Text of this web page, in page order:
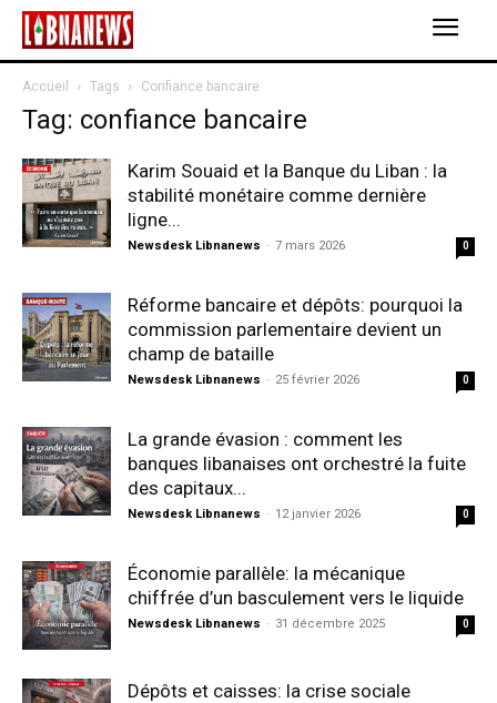
Accueil Tags Confiance bancaire
Tag: confiance bancaire
Karim Souaid et la Banque du Liban : la
stabilité monétaire comme dernière
ligne...
Newsdesk Libnanews - 7 mars 2026 0
Réforme bancaire et dépôts: pourquoi la
commission parlementaire devient un
champ de bataille
Newsdesk Libnanews - 25 février 2026 0
La grande évasion : comment les
banques libanaises ont orchestré la fuite
des capitaux...
Newsdesk Libnanews - 12 janvier 2026 0
Économie parallèle: la mécanique
chiffrée d’un basculement vers le liquide
Newsdesk Libnanews - 31 décembre 2025 0
Dépôts et caisses: la crise sociale